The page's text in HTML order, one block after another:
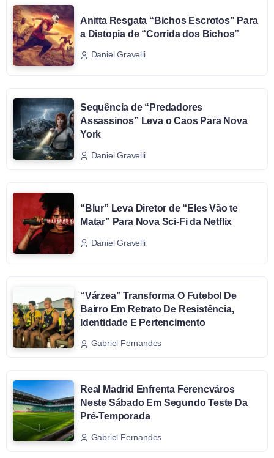
Anitta Resgata “Bichos Escrotos” Para
a Distopia de “Corrida dos Bichos”
Daniel Gravelli
Sequência de “Predadores
Assassinos” Leva o Caos Para Nova
York
Daniel Gravelli
“Blur” Leva Diretor de “Eles Vão te
Matar” Para Nova Sci-Fi da Netflix
Daniel Gravelli
“Várzea” Transforma O Futebol De
Bairro Em Retrato De Resistência,
Identidade E Pertencimento
Gabriel Fernandes
Real Madrid Enfrenta Ferencváros
Neste Sábado Em Segundo Teste Da
Pré-Temporada
Gabriel Fernandes